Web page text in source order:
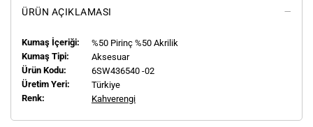
ÜRÜN AÇIKLAMASI
Kumaş İçeriği:
%50 Pirinç %50 Akrilik
Kumaş Tipi:
Aksesuar
Ürün Kodu:
6SW436540 -02
Üretim Yeri:
Türkiye
Renk:
Kahverengi